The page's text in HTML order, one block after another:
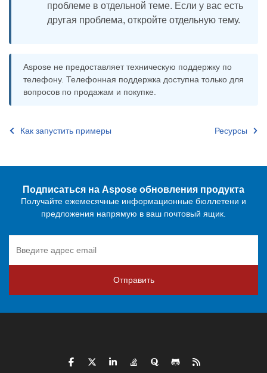
проблеме в отдельной теме. Если у вас есть
другая проблема, откройте отдельную тему.
Aspose не предоставляет техническую поддержку по
телефону. Телефонная поддержка доступна только для
вопросов по продажам и покупке.
Как запустить примеры Ресурсы
Подписаться на Aspose обновления продукта
Получайте ежемесячные информационные бюллетени и
предложения напрямую в ваш почтовый ящик.
Отправить